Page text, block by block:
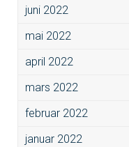
juni 2022
mai 2022
april 2022
mars 2022
februar 2022
januar 2022